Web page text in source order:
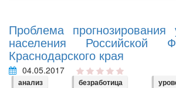
Проблема прогнозирования
населения Российской
Краснодарского края
04.05.2017
анализ безработица